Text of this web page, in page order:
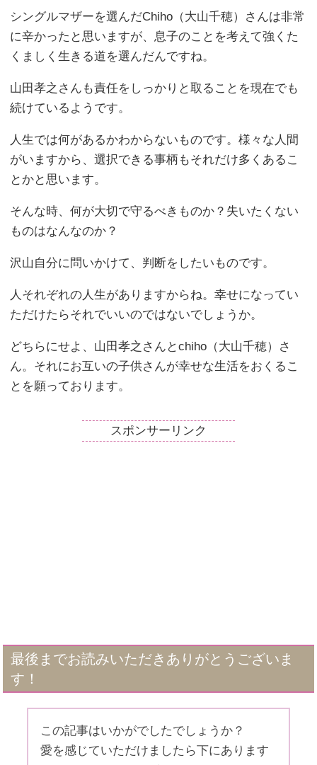
シングルマザーを選んだChiho（大山千穂）さんは非常
に辛かったと思いますが、息子のことを考えて強くた
くましく生きる道を選んだんですね。
山田孝之さんも責任をしっかりと取ることを現在でも
続けているようです。
人生では何があるかわからないものです。様々な人間
がいますから、選択できる事柄もそれだけ多くあるこ
とかと思います。
そんな時、何が大切で守るべきものか？失いたくない
ものはなんなのか？
沢山自分に問いかけて、判断をしたいものです。
人それぞれの人生がありますからね。幸せになってい
ただけたらそれでいいのではないでしょうか。
どちらにせよ、山田孝之さんとchiho（大山千穂）さ
ん。それにお互いの子供さんが幸せな生活をおくるこ
とを願っております。
スポンサーリンク
最後までお読みいただきありがとうございま
す！
この記事はいかがでしたでしょうか？
愛を感じていただけましたら下にあります